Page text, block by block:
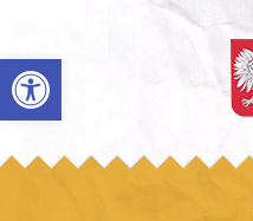
Open toolbar